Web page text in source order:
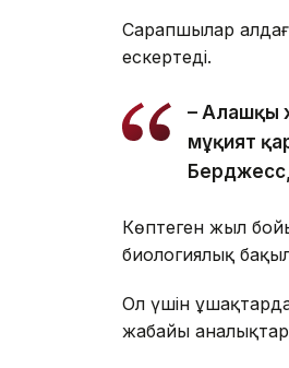
Сарапшылар
ескертеді.
– Алғашқы
мұқият
Көптеген жыл
биологиялық
Ол үшін
жабайы